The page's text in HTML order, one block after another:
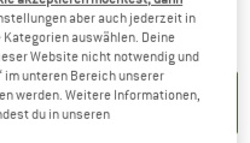
WARENKORB
aber auch jederzeit in
auswählen. Deine
Website nicht notwendig und
im unteren Bereich unserer
werden. Weitere Informationen,
du in unseren